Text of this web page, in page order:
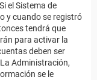
el Sistema de
y cuando se registró
tendrá que
para activar la
deben ser
Administración,
se le